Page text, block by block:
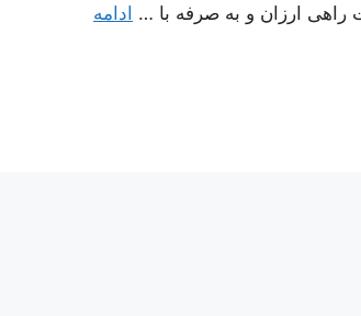
ارزان و به صرفه با … ادامه